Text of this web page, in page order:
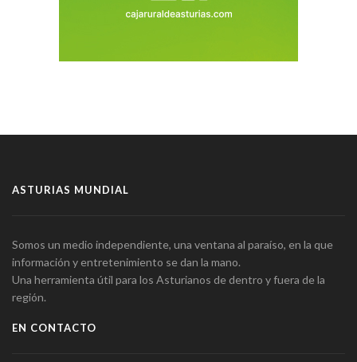
ASTURIAS MUNDIAL
Somos un medio independiente, una ventana al paraíso, en la que
información y entretenimiento se dan la mano.
Una herramienta útil para los Asturianos de dentro y fuera de la
región.
EN CONTACTO